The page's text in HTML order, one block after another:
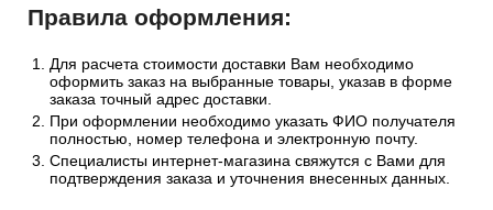
Правила оформления:
Для расчета стоимости доставки Вам необходимо
оформить заказ на выбранные товары, указав в форме
заказа точный адрес доставки.
При оформлении необходимо указать ФИО получателя
полностью, номер телефона и электронную почту.
Специалисты интернет-магазина свяжутся с Вами для
подтверждения заказа и уточнения внесенных данных.